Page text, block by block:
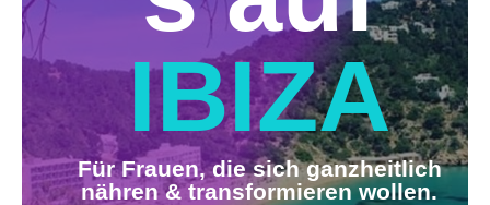
IBIZA
Für Frauen, die sich ganzheitlich
nähren & transformieren wollen.